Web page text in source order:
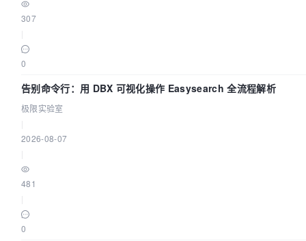
307
0
告别命令行：用 DBX 可视化操作 Easysearch 全流程解析
极限实验室
2026-08-07
481
0